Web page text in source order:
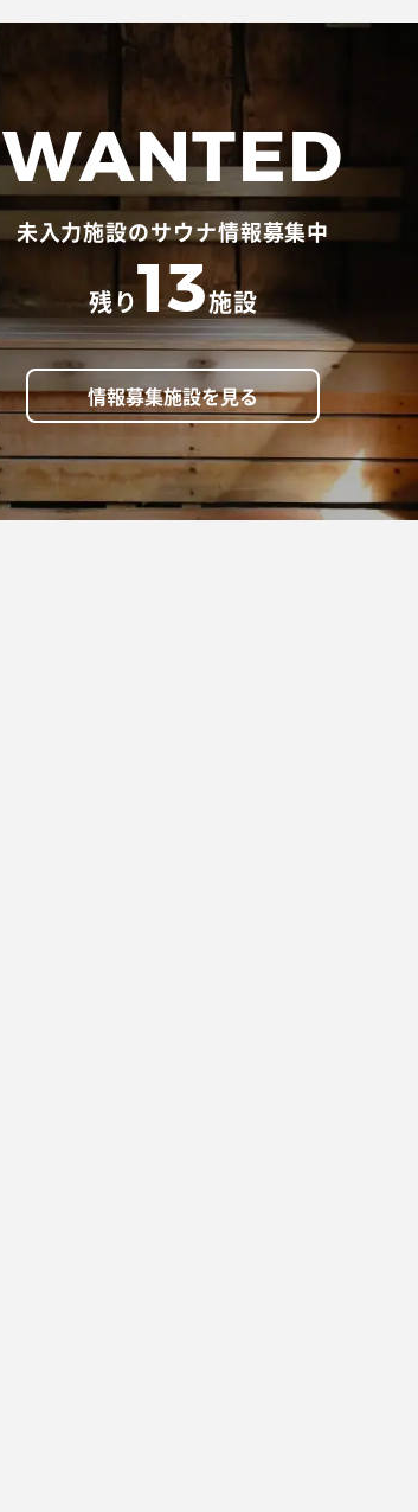
WANTED
未入力施設のサウナ情報募集中
残り13施設
情報募集施設を見る